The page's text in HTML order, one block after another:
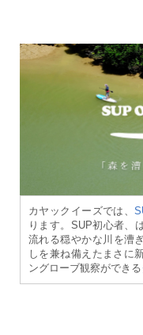
カヤックイーズでは、
ります。SUP初心者、
流れる穏やかな川を漕
しを兼ね備えたまさに
ングローブ観察ができる